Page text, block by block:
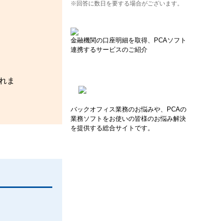
※回答に数日を要する場合がございます。
金融機関の口座明細を取得、PCAソフト
連携するサービスのご紹介
バックオフィス業務のお悩みや、PCAの
業務ソフトをお使いの皆様のお悩み解決
を提供する総合サイトです。
ま